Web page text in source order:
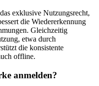
exklusive Nutzungsrecht,
die Wiedererkennung
Gleichzeitig
etwa durch
die konsistente
offline.
anmelden?